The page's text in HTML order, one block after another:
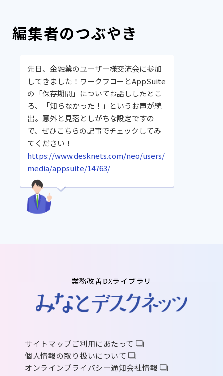
編集者のつぶやき
先日、金融業のユーザー様交流会に参加
してきました！ワークフローとAppSuite
の「保存期間」についてお話ししたとこ
ろ、「知らなかった！」というお声が続
出。意外と見落としがちな設定ですの
で、ぜひこちらの記事でチェックしてみ
てください！
https://www.desknets.com/neo/users/
media/appsuite/14763/
業務改善DXライブラリ
サイトマップご利用にあたって
個人情報の取り扱いについて
オンラインプライバシー通知会社情報